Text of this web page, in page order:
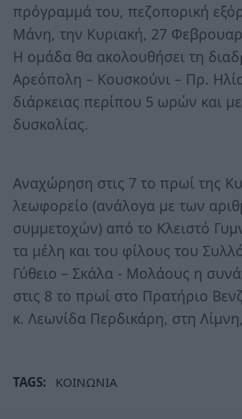
πρόγραμμά του, πεζοπορική
Μάνη, την Κυριακή, 27
Η ομάδα θα ακολουθήσει τη
Αρεόπολη – Κουσκούνι – Πρ.
διάρκειας περίπου 5 ωρών και
δυσκολίας.
Αναχώρηση στις 7 το πρωί της
λεωφορείο (ανάλογα με των
συμμετοχών) από το Κλειστό
τα μέλη και του φίλους του
Γύθειο – Σκάλα - Μολάους η
στις 8 το πρωί στο Πρατήριο
κ. Λεωνίδα Περδικάρη, στη Λίμνη,
TAGS: ΚΟΙΝΩΝΙΑ